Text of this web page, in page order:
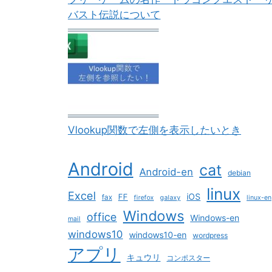
バスト伝説について
Vlookup関数で左側を表示したいとき
Android Android-en cat debian
Excel fax FF firefox galaxy iOS linux linux-en
mail office Windows Windows-en
windows10 windows10-en wordpress
アプリ キュウリ コンポスター